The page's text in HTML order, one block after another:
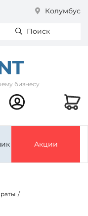
Колумбус
Поиск
бизнесу
Акции
/